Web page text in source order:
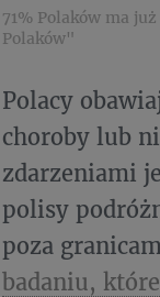
71% Polaków ma
Polaków"
Polacy
choroby lub
zdarzeniami
polisy
poza
badaniu,